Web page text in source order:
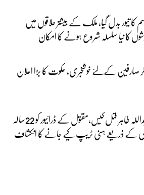
کا تیور بدل گیا، ملک کے بیشتر علاقوں میں
کا نیا سلسلہ شروع ہونے کا امکان
صارفین کےلئے خوشخبری، حکوت کا بڑا اعلان
عبداللہ طاہر قتل کیس،مقتول کے ڈرائیور کو 22سالہ
کے ذریعے ہنی ٹریپ کیے جانے کا انکشاف